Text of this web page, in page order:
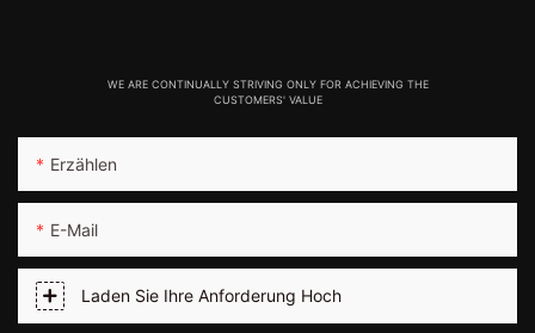
WE ARE CONTINUALLY STRIVING ONLY FOR ACHIEVING THE
CUSTOMERS' VALUE
Erzählen
E-Mail
Laden Sie Ihre Anforderung Hoch